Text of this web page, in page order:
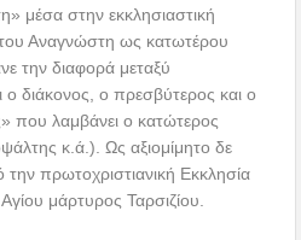
μέσα στην εκκλησιαστική
του Αναγνώστη ως κατωτέρου
την διαφορά μεταξύ
ο διάκονος, ο πρεσβύτερος και ο
που λαμβάνει ο κατώτερος
κ.ά.). Ως αξιομίμητο δε
πρωτοχριστιανική Εκκλησία
μάρτυρος Ταρσιζίου.